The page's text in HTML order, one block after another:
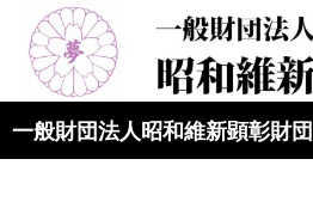
一般財団法人昭和維新顕彰財団